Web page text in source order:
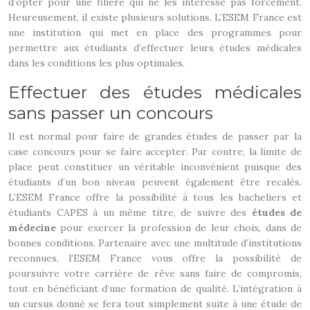
Heureusement, il existe plusieurs solutions. L’ESEM France est
une institution qui met en place des programmes pour
permettre aux étudiants d’effectuer leurs études médicales
dans les conditions les plus optimales.
Effectuer des études médicales
sans passer un concours
Il est normal pour faire de grandes études de passer par la
case concours pour se faire accepter. Par contre, la limite de
place peut constituer un véritable inconvénient puisque des
étudiants d’un bon niveau peuvent également être recalés.
L’ESEM France offre la possibilité à tous les bacheliers et
étudiants CAPES à un même titre, de suivre des études de
médecine pour exercer la profession de leur choix, dans de
bonnes conditions. Partenaire avec une multitude d’institutions
reconnues, l’ESEM France vous offre la possibilité de
poursuivre votre carrière de rêve sans faire de compromis,
tout en bénéficiant d’une formation de qualité. L’intégration à
un cursus donné se fera tout simplement suite à une étude de